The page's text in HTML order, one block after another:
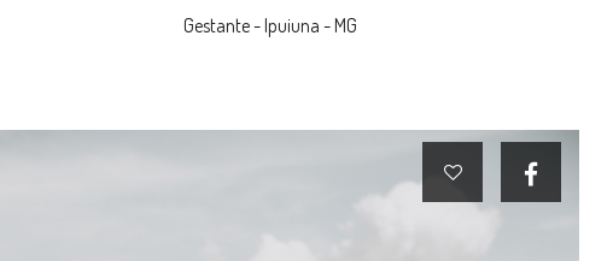
Gestante - Ipuiuna - MG